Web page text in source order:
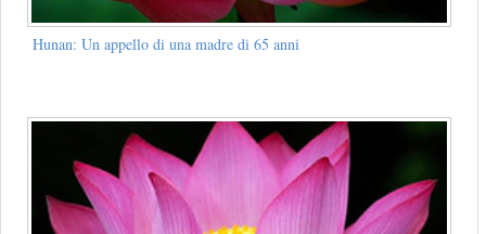
Hunan: Un appello di una madre di 65 anni